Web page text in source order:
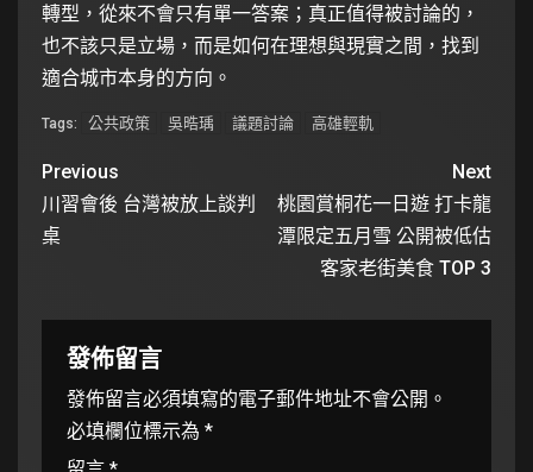
轉型，從來不會只有單一答案；真正值得被討論的，
也不該只是立場，而是如何在理想與現實之間，找到
適合城市本身的方向。
Tags: 公共政策 吳晧瑀 議題討論 高雄輕軌
Previous
川習會後 台灣被放上談判
桌
Next
桃園賞桐花一日遊 打卡龍
潭限定五月雪 公開被低估
客家老街美食 TOP 3
發佈留言
發佈留言必須填寫的電子郵件地址不會公開。
必填欄位標示為 *